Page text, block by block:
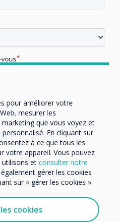
plus
contacter
un ticket
un ticket
pour améliorer votre
mesurer les
que vous voyez et
En cliquant sur
à ce que tous les
votre appareil. Vous pouvez
utilisons et consulter notre
gérer les cookies
sur « gérer les cookies ».
cookies
au sujet de nos produits
ou courrier.
des communications de
de ces communications à
Politique de confidentialité
modalités de